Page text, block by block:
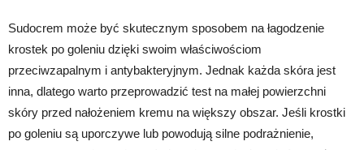
Sudocrem może być skutecznym sposobem na łagodzenie
krostek po goleniu dzięki swoim właściwościom
przeciwzapalnym i antybakteryjnym. Jednak każda skóra jest
inna, dlatego warto przeprowadzić test na małej powierzchni
skóry przed nałożeniem kremu na większy obszar. Jeśli krostki
po goleniu są uporczywe lub powodują silne podrażnienie,